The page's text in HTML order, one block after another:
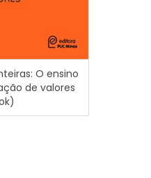
O ensino
de valores